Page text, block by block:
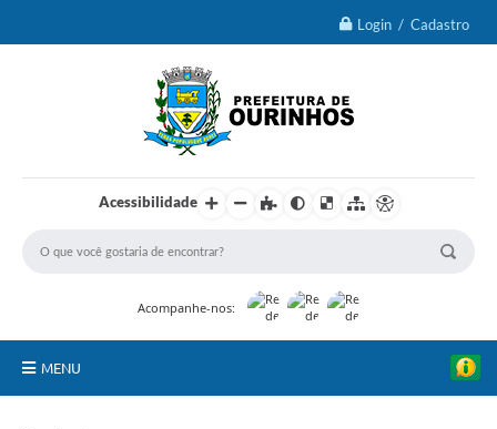
Login / Cadastro
Acessibilidade
Acompanhe-nos:
MENU